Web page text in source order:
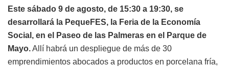
Este sábado 9 de agosto, de 15:30 a 19:30, se
desarrollará la PequeFES, la Feria de la Economía
Social, en el Paseo de las Palmeras en el Parque de
Mayo.Allí habrá un despliegue de más de 30
emprendimientos abocados a productos en porcelana fría,